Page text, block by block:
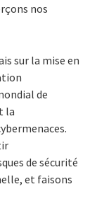
nos
sur la mise en
de
la
de sécurité
et faisons